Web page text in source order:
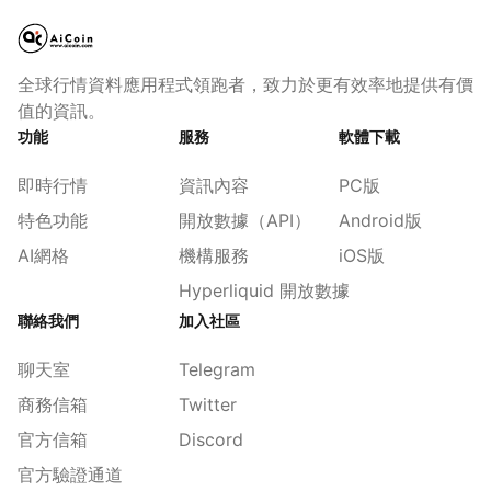
全球行情資料應用程式領跑者，致力於更有效率地提供有價
值的資訊。
功能
即時行情
特色功能
AI網格
服務
資訊內容
開放數據（API）
機構服務
Hyperliquid 開放數據
軟體下載
PC版
Android版
iOS版
聯絡我們
聊天室
商務信箱
官方信箱
官方驗證通道
加入社區
Telegram
Twitter
Discord